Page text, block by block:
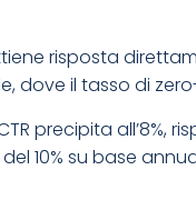
risposta
dove il tasso di
precipita all’8%,
10% su base